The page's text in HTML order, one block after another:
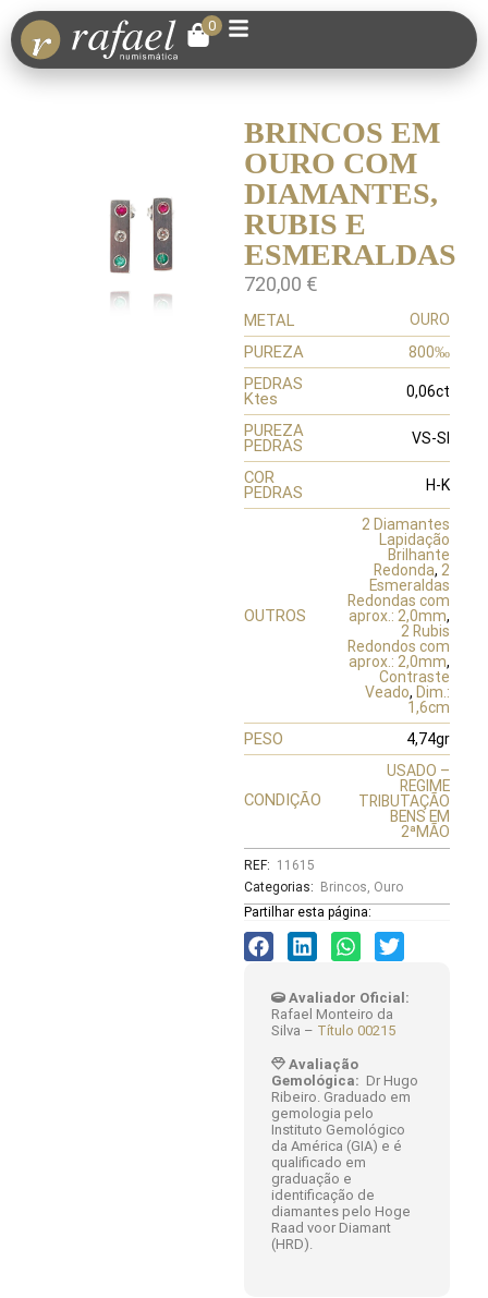
0
BRINCOS EM
OURO COM
DIAMANTES,
RUBIS E
ESMERALDAS
720,00 €
METAL OURO
PUREZA 800‰
PEDRAS
Ktes 0,06ct
PUREZA
PEDRAS VS-SI
COR
PEDRAS H-K
OUTROS
2 Diamantes
Lapidação
Brilhante
Redonda, 2
Esmeraldas
Redondas com
aprox.: 2,0mm,
2 Rubis
Redondos com
aprox.: 2,0mm,
Contraste
Veado, Dim.:
1,6cm
PESO 4,74gr
CONDIÇÃO
USADO –
REGIME
TRIBUTAÇÃO
BENS EM
2ªMÃO
REF: 11615
Categorias:
Brincos, Ouro
Partilhar esta página:
Avaliador Oficial:
Rafael Monteiro da
Silva – Título 00215
Avaliação
Gemológica: Dr Hugo
Ribeiro. Graduado em
gemologia pelo
Instituto Gemológico
da América (GIA) e é
qualificado em
graduação e
identificação de
diamantes pelo Hoge
Raad voor Diamant
(HRD).